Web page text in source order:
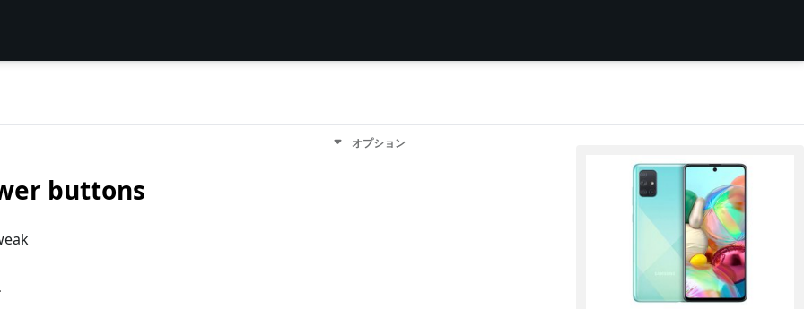
オプション
buttons